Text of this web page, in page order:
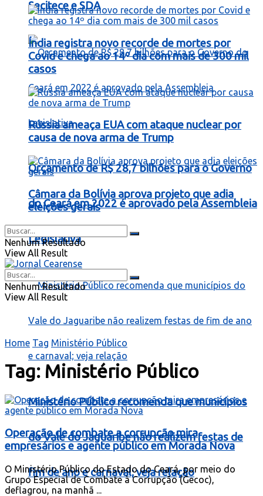
Secitece e SDA
Orçamento de R$ 28,7 bilhões para o Governo
do Ceará em 2022 é aprovado pela Assembleia
Legislativa
Ministério Público recomenda que municípios
do Vale do Jaguaribe não realizem festas de
fim de ano e carnaval; veja relação
Índia registra novo recorde de mortes por
Covid e chega ao 14º dia com mais de 300 mil
casos
Rússia ameaça EUA com ataque nuclear por
causa de nova arma de Trump
Câmara da Bolívia aprova projeto que adia
eleições gerais
Nenhum Resultado
View All Result
Nenhum Resultado
View All Result
Home Tag Ministério Público
Tag: Ministério Público
Operação de combate a corrupção mira
empresários e agente público em Morada Nova
O Ministério Público do Estado do Ceará, por meio do
Grupo Especial de Combate à Corrupção (Gecoc),
deflagrou, na manhã ...